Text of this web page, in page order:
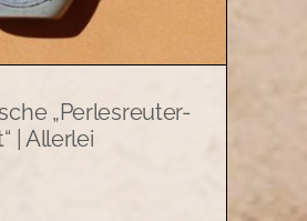
„Perlesreuter-
| Allerlei